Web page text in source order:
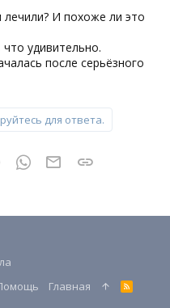
И похоже ли это
удивительно.
после серьёзного
для ответа.
PinterestWhatsAppЭлектронная почта
Главная
R